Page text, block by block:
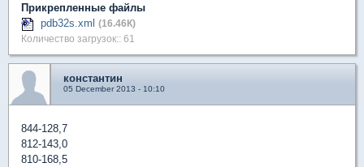
Прикрепленные файлы
pdb32s.xml
(16.46К)
Количество загрузок:: 61
константин
05 December 2013 - 10:10
844-128,7
812-143,0
810-168,5